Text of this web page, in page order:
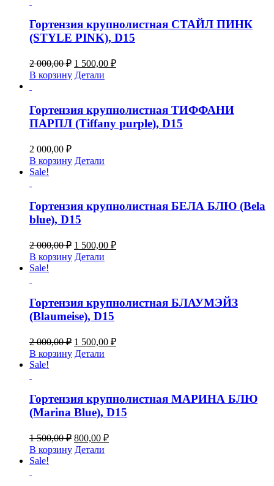
Гортензия крупнолистная СТАЙЛ ПИНК
(STYLE PINK), D15
2 000,00₽ Первоначальная
цена
составляла
000,00 ₽.
1 500,00 ₽Текущая
В корзину Детали
Гортензия крупнолистная ТИФФАНИ
ПАРПЛ (Tiffany purple), D15
2 000,00 ₽
В корзину Детали
Sale!
Гортензия крупнолистная БЕЛА БЛЮ (Bela
blue), D15
2 000,00₽ Первоначальная
цена
составляла
1 500,00 ₽Текущая
В корзину Детали
Sale!
Гортензия крупнолистная БЛАУМЭЙЗ
(Blaumeise), D15
2 000,00₽ Первоначальная
цена
составляла
1 500,00 ₽Текущая
В корзину Детали
Sale!
Гортензия крупнолистная МАРИНА БЛЮ
(Marina Blue), D15
1 500,00₽ Первоначальная
цена
составляла
800,00 ₽Текущая
В корзину Детали
Sale!